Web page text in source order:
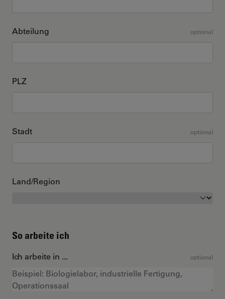
Abteilung optional
PLZ
Stadt optional
Land/Region
So arbeite ich
Ich arbeite in ... optional